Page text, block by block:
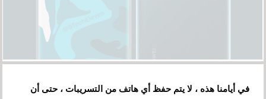
في أيامنا هذه ، لا يتم حفظ أي هاتف من التسريبات ، حتى أن